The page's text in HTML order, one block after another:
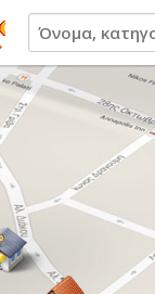
22410.gr